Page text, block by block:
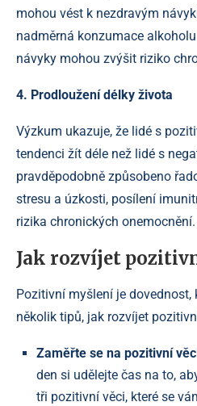
mohou vést k nezdravým
nadměrná konzumace
návyky mohou zvýšit riziko
4. Prodloužení délky života
Výzkum ukazuje, že lidé s
tendenci žít déle než lidé s
pravděpodobně způsobeno
stresu a úzkosti, posílení
rizika chronických onemocnění.
Jak rozvíjet
Pozitivní myšlení je dovednost,
několik tipů, jak rozvíjet
Zaměřte se na pozitivní
den si udělejte čas na to,
tři pozitivní věci, které se